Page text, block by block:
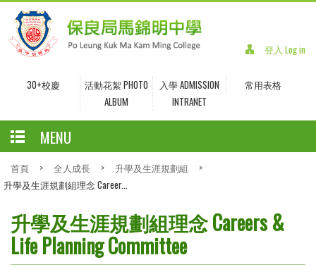
登入 Log in
30+校慶
活動花絮 PHOTO
ALBUM
入學 ADMISSION
常用表格
INTRANET
MENU
首頁 > 全人成長 > 升學及生涯規劃組
>
升學及生涯規劃組理念 Career...
升學及生涯規劃組理念 Careers &
Life Planning Committee